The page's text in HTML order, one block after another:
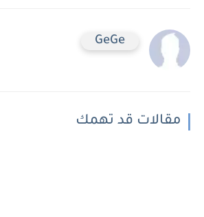
GeGe
مقالات قد تهمك